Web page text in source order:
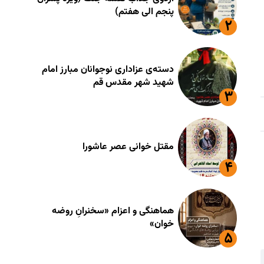
پنجم الی هفتم)
دسته‌ی عزاداری نوجوانان مبارز امام
شهید شهر مقدس قم
مقتل خوانی عصر عاشورا
هماهنگی و اعزام «سخنرانِ روضه
خوان»